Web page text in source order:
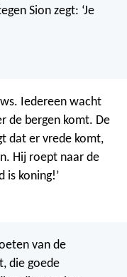
Sion zegt: ‘Je
Iedereen wacht
de bergen komt. De
dat er vrede komt,
Hij roept naar de
is koning!’
van de
die goede